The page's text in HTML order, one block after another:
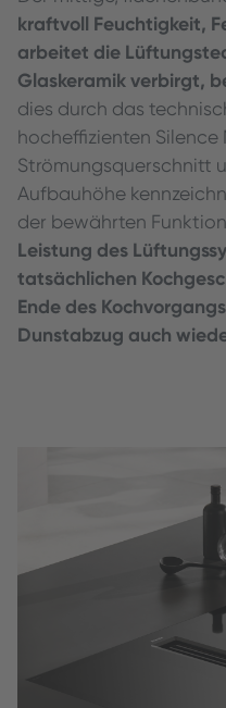
kraftvoll Feuchtigkeit,
arbeitet die
Glaskeramik verbirgt,
dies durch das
hocheffizienten Silence
Strömungsquerschnitt
Aufbauhöhe
der bewährten
Leistung des
tatsächlichen
Ende des
Dunstabzug auch